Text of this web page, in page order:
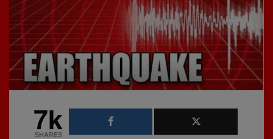
7k
SHARES